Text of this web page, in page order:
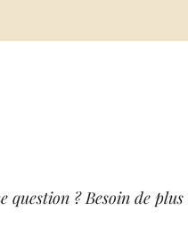
question ? Besoin de